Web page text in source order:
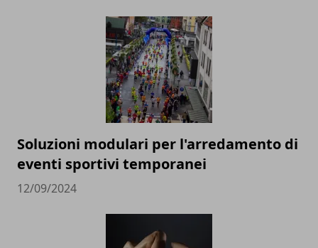
Soluzioni modulari per l'arredamento di
eventi sportivi temporanei
12/09/2024